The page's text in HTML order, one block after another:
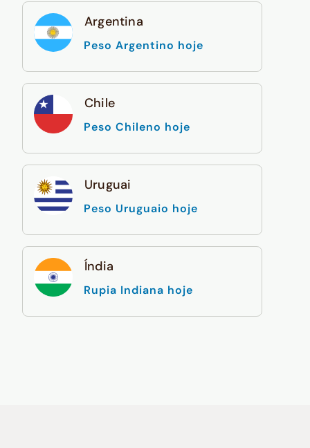
Argentina
Peso Argentino hoje
Chile
Peso Chileno hoje
Uruguai
Peso Uruguaio hoje
Índia
Rupia Indiana hoje